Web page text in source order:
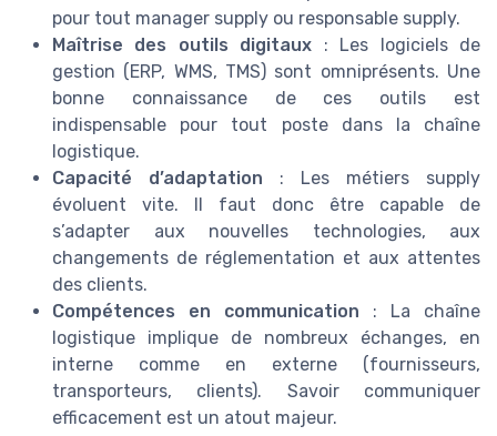
pour tout manager supply ou responsable supply.
Maîtrise des outils digitaux : Les logiciels de
gestion (ERP, WMS, TMS) sont omniprésents. Une
bonne connaissance de ces outils est
indispensable pour tout poste dans la chaîne
logistique.
Capacité d’adaptation : Les métiers supply
évoluent vite. Il faut donc être capable de
s’adapter aux nouvelles technologies, aux
changements de réglementation et aux attentes
des clients.
Compétences en communication : La chaîne
logistique implique de nombreux échanges, en
interne comme en externe (fournisseurs,
transporteurs, clients). Savoir communiquer
efficacement est un atout majeur.